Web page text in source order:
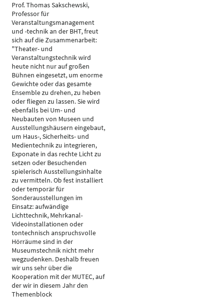
Prof. Thomas Sakschewski,
Professor für
Veranstaltungsmanagement
und -technik an der BHT, freut
sich auf die Zusammenarbeit:
"Theater- und
Veranstaltungstechnik wird
heute nicht nur auf großen
Bühnen eingesetzt, um enorme
Gewichte oder das gesamte
Ensemble zu drehen, zu heben
oder fliegen zu lassen. Sie wird
ebenfalls bei Um- und
Neubauten von Museen und
Ausstellungshäusern eingebaut,
um Haus-, Sicherheits- und
Medientechnik zu integrieren,
Exponate in das rechte Licht zu
setzen oder Besuchenden
spielerisch Ausstellungsinhalte
zu vermitteln. Ob fest installiert
oder temporär für
Sonderausstellungen im
Einsatz: aufwändige
Lichttechnik, Mehrkanal-
Videoinstallationen oder
tontechnisch anspruchsvolle
Hörräume sind in der
Museumstechnik nicht mehr
wegzudenken. Deshalb freuen
wir uns sehr über die
Kooperation mit der MUTEC, auf
der wir in diesem Jahr den
Themenblock